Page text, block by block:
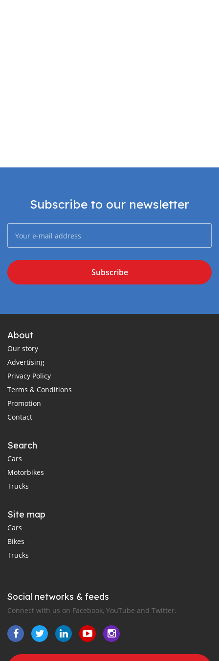
Subscribe to our newsletter
Subscribe
About
Our story
Advertising
Privacy Policy
Terms & Conditions
Promotion
Contact
Search
Cars
Motorbikes
Trucks
Site map
Cars
Bikes
Trucks
Social networks & feeds
Connect with us on Facebook, YouTube and Twitter.